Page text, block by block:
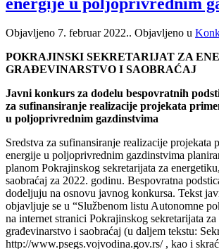
Objavljeno 7. februar 2022.. Objavljeno u
POKRAJINSKI SEKRETARIJAT ZA
GRAĐEVINARSTVO I SAOBRAĆAJ
Javni konkurs za dodelu bespovratnih
za sufinansiranje realizacije projekata
u poljoprivrednim gazdinstvima
Sredstva za sufinansiranje realizacije projekata
energije u poljoprivrednim gazdinstvima
planom Pokrajinskog sekretarijata za
saobraćaj za 2022. godinu. Bespovratna
dodeljuju na osnovu javnog konkursa. Tekst
objavljuje se u “Službenom listu Autonomne
na internet stranici Pokrajinskog sekretarijata za
građevinarstvo i saobraćaj (u daljem tekstu:
http://www.psegs.vojvodina.gov.rs/ , kao i